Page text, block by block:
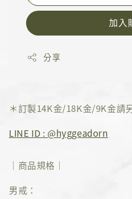
加入
分享
＊訂製14K金/18K金/9K金請
LINE ID : @hyggeadorn
｜商品規格｜
男戒：